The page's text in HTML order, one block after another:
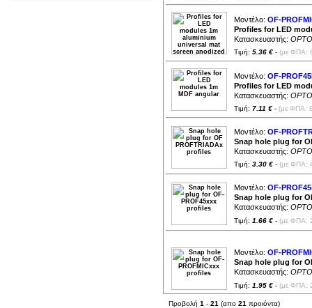
Μοντέλο: OF-
Profiles for LED
Κατασκευαστής:
Τιμή: 5.36 € - (με ΦΠΑ:
Μοντέλο: OF-
Profiles for LED
Κατασκευαστής:
Τιμή: 7.11 € - (με ΦΠΑ:
Μοντέλο: OF-
Snap hole plug for
Κατασκευαστής:
Τιμή: 3.30 € - (με ΦΠΑ:
Μοντέλο: OF-
Snap hole plug for
Κατασκευαστής:
Τιμή: 1.66 € - (με ΦΠΑ:
Μοντέλο: OF-
Snap hole plug for
Κατασκευαστής:
Τιμή: 1.95 € - (με ΦΠΑ:
Προβολή 1 - 21 (απο 21 προιόντα)